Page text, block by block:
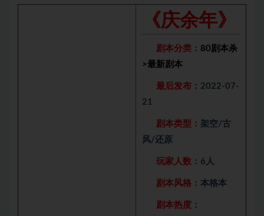
《庆余年》
剧本分类： 80剧本杀
>最新剧本
最后发布： 2022-07-
21
剧本类型： 架空/古
风/还原
玩家人数： 6人
剧本风格： 本格本
剧本热度：